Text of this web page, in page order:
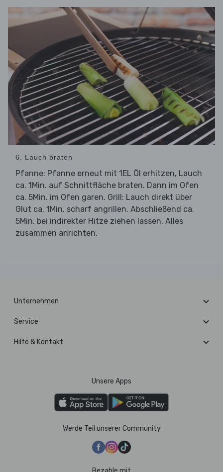
6. Lauch braten
Pfanne: Pfanne erneut mit 1EL Öl erhitzen, Lauch
ca. 1Min. auf Schnittfläche braten. Dann im Ofen
ca. 5Min. im Ofen garen. Grill: Lauch direkt über
Glut ca. 1Min. scharf angrillen. Abschließend ca.
5Min. bei indirekter Hitze ziehen lassen. Alles
zusammen anrichten.
Unternehmen
Service
Hilfe & Kontakt
Unsere Apps
Werde Teil unserer Community